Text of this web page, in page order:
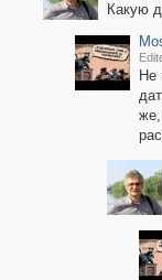
Какую
Не
же,